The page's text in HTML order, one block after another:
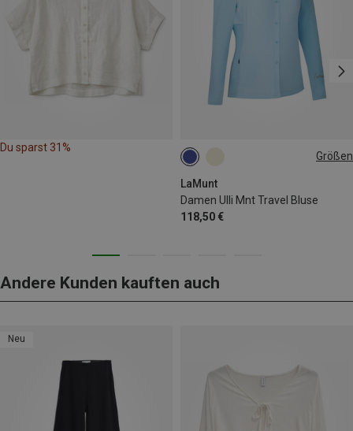
Du sparst 31%
Größen
LaMunt
Damen Ulli Mnt Travel Bluse
118,50 €
XS
Andere Kunden kauften auch
Neu